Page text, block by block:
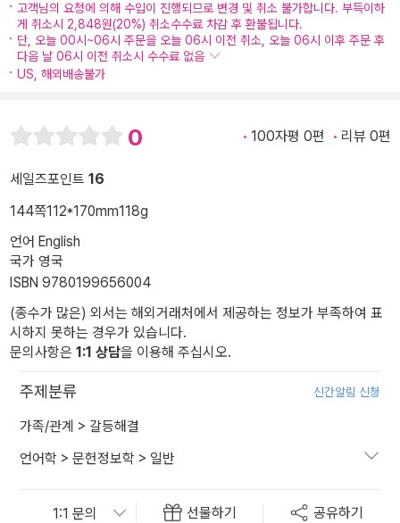
고객님의 요청에 의해 수입이 진행되므로 변경 및 취소 불가합니다. 부득이하
게 취소시 2,848원(20%) 취소수수료 차감 후 환불됩니다.
단, 오늘 00시~06시 주문을 오늘 06시 이전 취소, 오늘 06시 이후 주문 후
다음 날 06시 이전 취소시 수수료 없음
US, 해외배송불가
0 100자평 0편 리뷰 0편
세일즈포인트 16
144쪽112*170mm118g
언어 English
국가 영국
ISBN 9780199656004
(종수가 많은) 외서는 해외거래처에서 제공하는 정보가 부족하여 표
시하지 못하는 경우가 있습니다.
문의사항은 1:1 상담을 이용해 주십시오.
주제분류 신간알림 신청
가족/관계 > 갈등해결
언어학 > 문헌정보학 > 일반
선물하기 공유하기